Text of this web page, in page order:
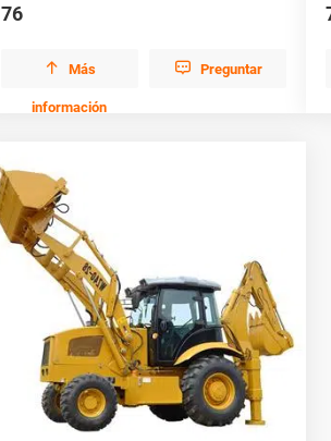
76
 Más
información
 Preguntar